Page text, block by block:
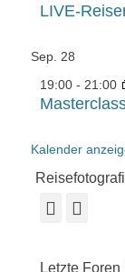
LIVE-
Sep. 28
19:00 - 21:00
Kalender
Facebook
Letzte